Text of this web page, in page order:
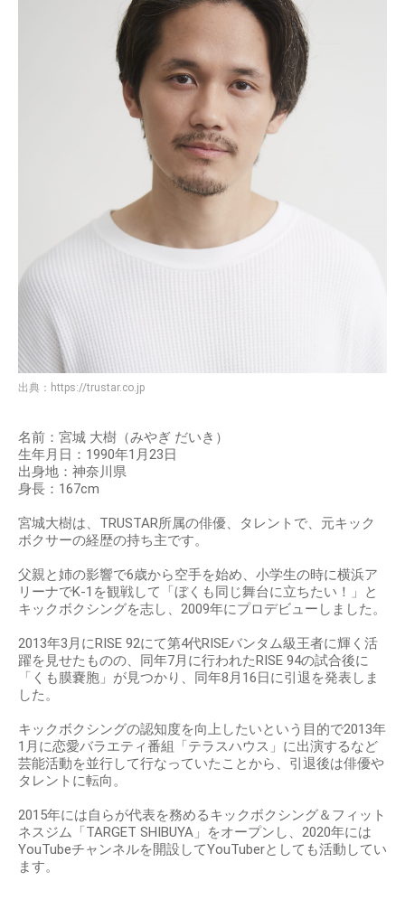
出典： https://trustar.co.jp
名前：宮城 大樹（みやぎ だいき）
生年月日：1990年1月23日
出身地：神奈川県
身長：167cm
宮城大樹は、TRUSTAR所属の俳優、タレントで、元キック
ボクサーの経歴の持ち主です。
父親と姉の影響で6歳から空手を始め、小学生の時に横浜ア
リーナでK-1を観戦して「ぼくも同じ舞台に立ちたい！」と
キックボクシングを志し、2009年にプロデビューしました。
2013年3月にRISE 92にて第4代RISEバンタム級王者に輝く活
躍を見せたものの、同年7月に行われたRISE 94の試合後に
「くも膜嚢胞」が見つかり、同年8月16日に引退を発表しま
した。
キックボクシングの認知度を向上したいという目的で2013年
1月に恋愛バラエティ番組「テラスハウス」に出演するなど
芸能活動を並行して行なっていたことから、引退後は俳優や
タレントに転向。
2015年には自らが代表を務めるキックボクシング＆フィット
ネスジム「TARGET SHIBUYA」をオープンし、2020年には
YouTubeチャンネルを開設してYouTuberとしても活動してい
ます。